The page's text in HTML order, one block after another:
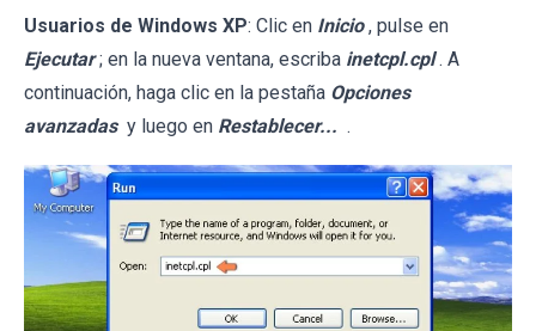
Usuarios de Windows XP: Clic en Inicio , pulse en
Ejecutar ; en la nueva ventana, escriba inetcpl.cpl . A
continuación, haga clic en la pestaña Opciones
avanzadas y luego en Restablecer... .